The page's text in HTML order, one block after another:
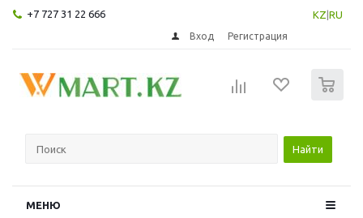
+7 727 31 22 666 KZ RU
Вход Регистрация
Найти
МЕНЮ